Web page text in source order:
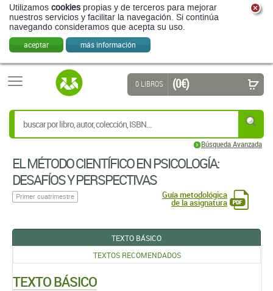
Utilizamos cookies propias y de terceros para mejorar
nuestros servicios y facilitar la navegación. Si continúa
navegando consideramos que acepta su uso.
aceptar más información
Búsqueda Avanzada
0 LIBROS (0 €)
EL MÉTODO CIENTÍFICO EN PSICOLOGÍA:
DESAFÍOS Y PERSPECTIVAS
Primer cuatrimestre Guía metodológica
de la asignatura
TEXTO BÁSICO
TEXTOS RECOMENDADOS
TEXTO BÁSICO